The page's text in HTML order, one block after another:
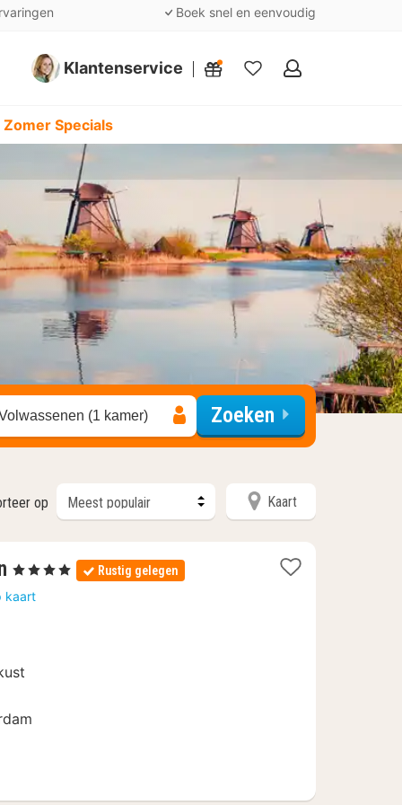
Boek snel en eenvoudig
Klantenservice
Mijn
Specials
(1 kamer) Zoeken
op Kaart
1
nacht
vanaf
, 4 Sterren Rustig gelegen
kaart